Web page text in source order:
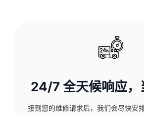
24/7 全天候响应，
接到您的维修请求后，我们会尽快安